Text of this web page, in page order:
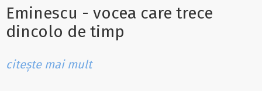
Eminescu - vocea care trece
dincolo de timp
citește mai mult